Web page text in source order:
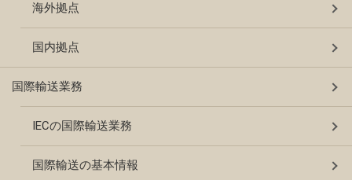
海外拠点
国内拠点
国際輸送業務
IECの国際輸送業務
国際輸送の基本情報